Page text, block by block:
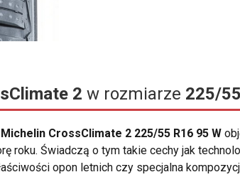
2 w rozmiarze 225/
Michelin CrossClimate 2 225/55 R16 95 W
roku. Świadczą o tym takie cechy jak
opon letnich czy specjalna